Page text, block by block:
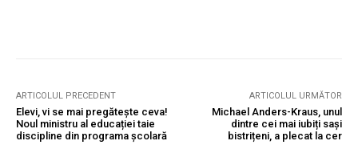
ARTICOLUL PRECEDENT
Elevi, vi se mai pregătește ceva!
Noul ministru al educației taie
discipline din programa școlară
ARTICOLUL URMĂTOR
Michael Anders-Kraus, unul
dintre cei mai iubiți sași
bistrițeni, a plecat la cer